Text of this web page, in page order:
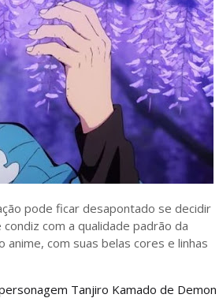
pode ficar desapontado se decidir
com a qualidade padrão da
anime, com suas belas cores e linhas
Tanjiro Kamado de Demon